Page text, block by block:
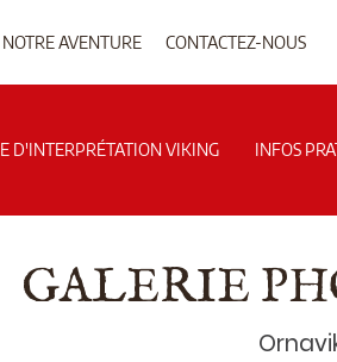
AVENTURE CONTACTEZ-NOUS
D'INTERPRÉTATION VIKING INFOS
GALERIE